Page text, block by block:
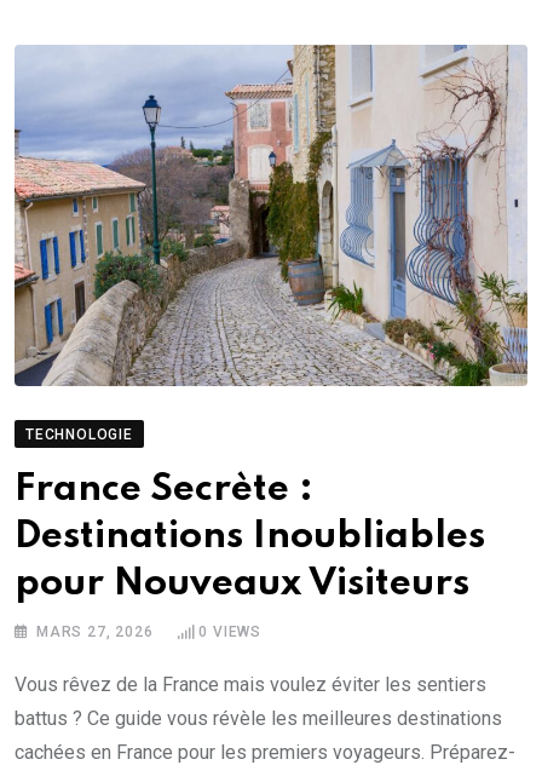
TECHNOLOGIE
France Secrète :
Destinations Inoubliables
pour Nouveaux Visiteurs
MARS 27, 2026 0 VIEWS
Vous rêvez de la France mais voulez éviter les sentiers
battus ? Ce guide vous révèle les meilleures destinations
cachées en France pour les premiers voyageurs. Préparez-